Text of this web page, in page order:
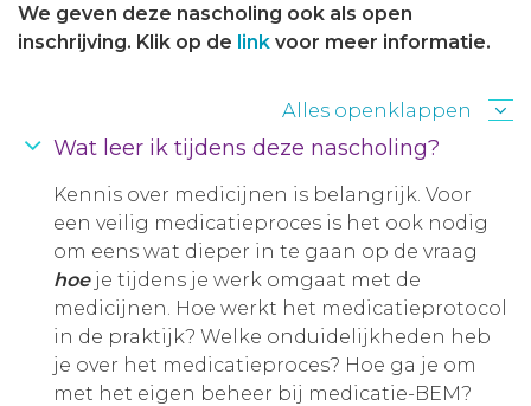
We geven deze nascholing ook als open
inschrijving. Klik op de link voor meer informatie.
Alles openklappen
Wat leer ik tijdens deze nascholing?
Kennis over medicijnen is belangrijk. Voor
een veilig medicatieproces is het ook nodig
om eens wat dieper in te gaan op de vraag
hoeje tijdens je werk omgaat met de
medicijnen. Hoe werkt het medicatieprotocol
in de praktijk? Welke onduidelijkheden heb
je over het medicatieproces? Hoe ga je om
met het eigen beheer bij medicatie-BEM?